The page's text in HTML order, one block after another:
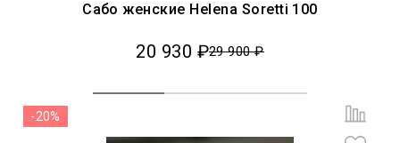
Сабо женские Helena Soretti 100
20 930 ₽29 900 ₽
-20%